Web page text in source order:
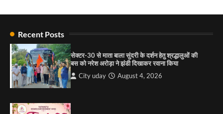
1
City uday September 5, 2025
Recent Posts
सेक्टर-30 से माता बाला सुंदरी के दर्शन हेतु श्रद्धालुओं की
बस को नरेश अरोड़ा ने झंडी दिखाकर रवाना किया
City uday August 4, 2026